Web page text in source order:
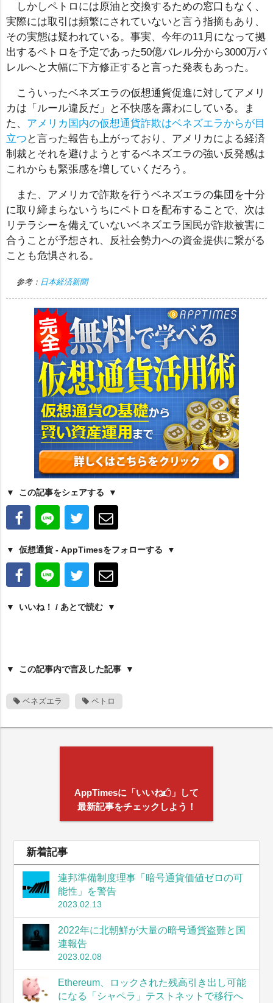
しかしペトロには原油と交換するための窓口もなく、
実際には取引は頻繁にされていないと言う指摘もあり、
その実態は疑われている。事実、今年の11月になって拠
出するペトロを予定であった50億バレル分から3000万バ
レルへと大幅に下方修正すると言った発表もあった。
こういったベネズエラの仮想通貨促進に対してアメリ
カは「ルール違反だ」と不快感を露わにしている。ま
た、 アメリカ国内の仮想通貨詐欺はベネズエラからが目
立つ と言った報告も上がっており、アメリカによる経済
制裁とそれを避けようとするベネズエラの強い反発感は
これからも緊張感を増していくだろう。
また、アメリカで詐欺を行うベネズエラの集団を十分
に取り締まらないうちにペトロを配布することで、次は
リテラシーを備えていないベネズエラ国民が詐欺被害に
合うことが予想され、反社会勢力への資金提供に繋がる
ことも危惧される。
参考： 日本経済新聞
この記事をシェアする
仮想通貨 - AppTimesをフォローする
いいね！ / あとで読む
この記事内で言及した記事
ベネズエラ ペトロ
AppTimesに「いいね
」して
最新記事をチェックしよう！
新着記事
連邦準備制度理事「暗号通貨価値ゼロの可
能性」を警告
2023.02.13
2022年に北朝鮮が大量の暗号通貨盗難と国
連報告
2023.02.08
Ethereum、ロックされた残高引き出し可能
になる「シャペラ」テストネットで移行へ